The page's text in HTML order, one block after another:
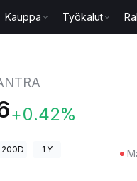
Kauppa Työkalut
+0.42%
200D 1Y